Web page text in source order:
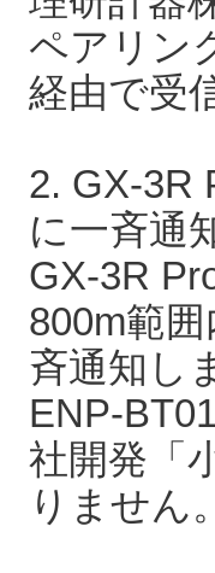
ペアリン
経由で受
2. GX-3R
に一斉通
GX-3R
800m範
斉通知し
ENP-
社開発「
りません